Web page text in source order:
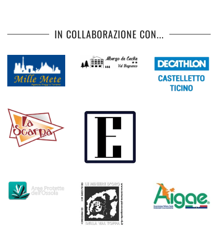
IN COLLABORAZIONE CON...